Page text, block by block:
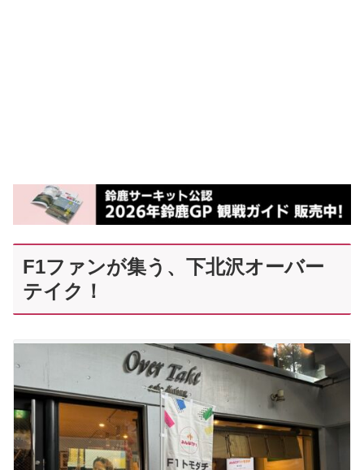
F1ファンが集う、下北沢オーバー
テイク！